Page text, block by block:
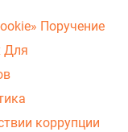
Поручение
Для
коррупции